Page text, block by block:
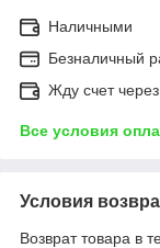
Наличными
Безналичный
Жду счет
Все условия
Условия
Возврат товара в